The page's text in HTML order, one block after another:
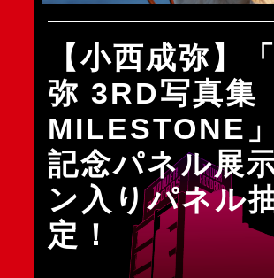
【小西成弥】
弥 3RD写真集
MILESTONE
記念パネル展
ン入りパネル
定！